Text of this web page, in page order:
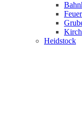
Heidstock